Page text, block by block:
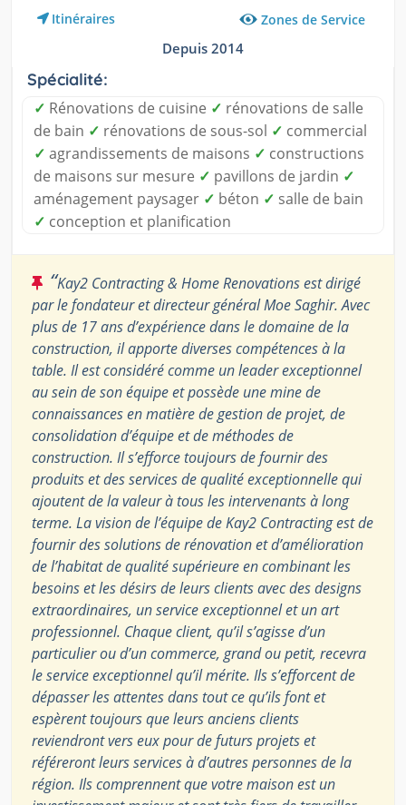
Itinéraires Zones de Service
Depuis 2014
Spécialité:
✓ Rénovations de cuisine ✓ rénovations de salle
de bain ✓ rénovations de sous-sol ✓ commercial
✓ agrandissements de maisons ✓ constructions
de maisons sur mesure ✓ pavillons de jardin ✓
aménagement paysager ✓ béton ✓ salle de bain
✓ conception et planification
“Kay2 Contracting & Home Renovations est dirigé
par le fondateur et directeur général Moe Saghir. Avec
plus de 17 ans d’expérience dans le domaine de la
construction, il apporte diverses compétences à la
table. Il est considéré comme un leader exceptionnel
au sein de son équipe et possède une mine de
connaissances en matière de gestion de projet, de
consolidation d’équipe et de méthodes de
construction. Il s’efforce toujours de fournir des
produits et des services de qualité exceptionnelle qui
ajoutent de la valeur à tous les intervenants à long
terme. La vision de l’équipe de Kay2 Contracting est de
fournir des solutions de rénovation et d’amélioration
de l’habitat de qualité supérieure en combinant les
besoins et les désirs de leurs clients avec des designs
extraordinaires, un service exceptionnel et un art
professionnel. Chaque client, qu’il s’agisse d’un
particulier ou d’un commerce, grand ou petit, recevra
le service exceptionnel qu’il mérite. Ils s’efforcent de
dépasser les attentes dans tout ce qu’ils font et
espèrent toujours que leurs anciens clients
reviendront vers eux pour de futurs projets et
référeront leurs services à d’autres personnes de la
région. Ils comprennent que votre maison est un